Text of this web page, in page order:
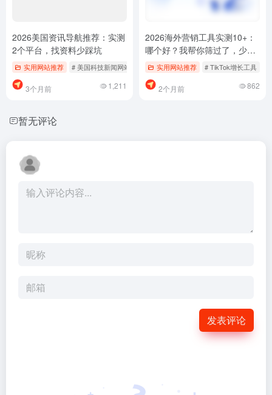
2026美国资讯导航推荐：实测
2个平台，找资料少踩坑
实用网站推荐 # 美国科技新闻网站 # 美国资讯免费下载 # 美国资讯导航
3个月前 1,211
2026海外营销工具实测10+：
哪个好？我帮你筛过了，少踩
坑！实用网站推荐 # TikTok增长工具
2个月前 862
暂无评论
发表评论